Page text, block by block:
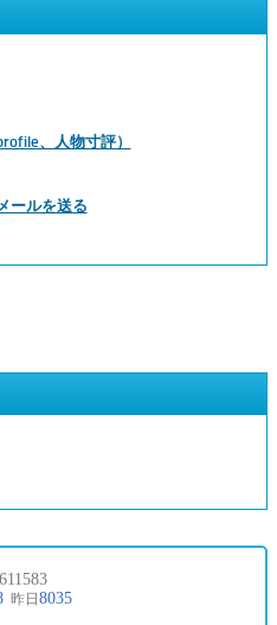
、人物寸評）
ールを送る